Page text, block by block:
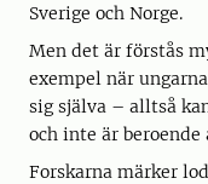
Sverige och Norge.
Men det är förstås
exempel när
sig själva – alltså
och inte är
Forskarna märker